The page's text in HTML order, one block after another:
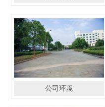
公司环境